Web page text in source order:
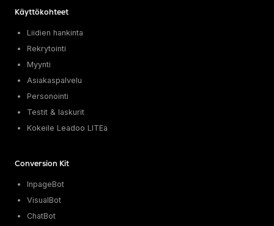
Käyttökohteet
Liidien hankinta
Rekrytointi
Myynti
Asiakaspalvelu
Personointi
Testit & laskurit
Kokeile Leadoo LITEa
Conversion Kit
InpageBot
VisualBot
ChatBot